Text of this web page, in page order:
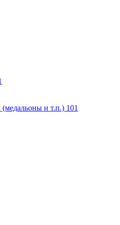
(медальоны и т.п.) 101